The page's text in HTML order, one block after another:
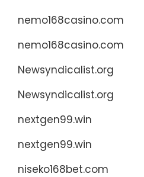
nemo168casino.com
nemo168casino.com
Newsyndicalist.org
Newsyndicalist.org
nextgen99.win
nextgen99.win
niseko168bet.com